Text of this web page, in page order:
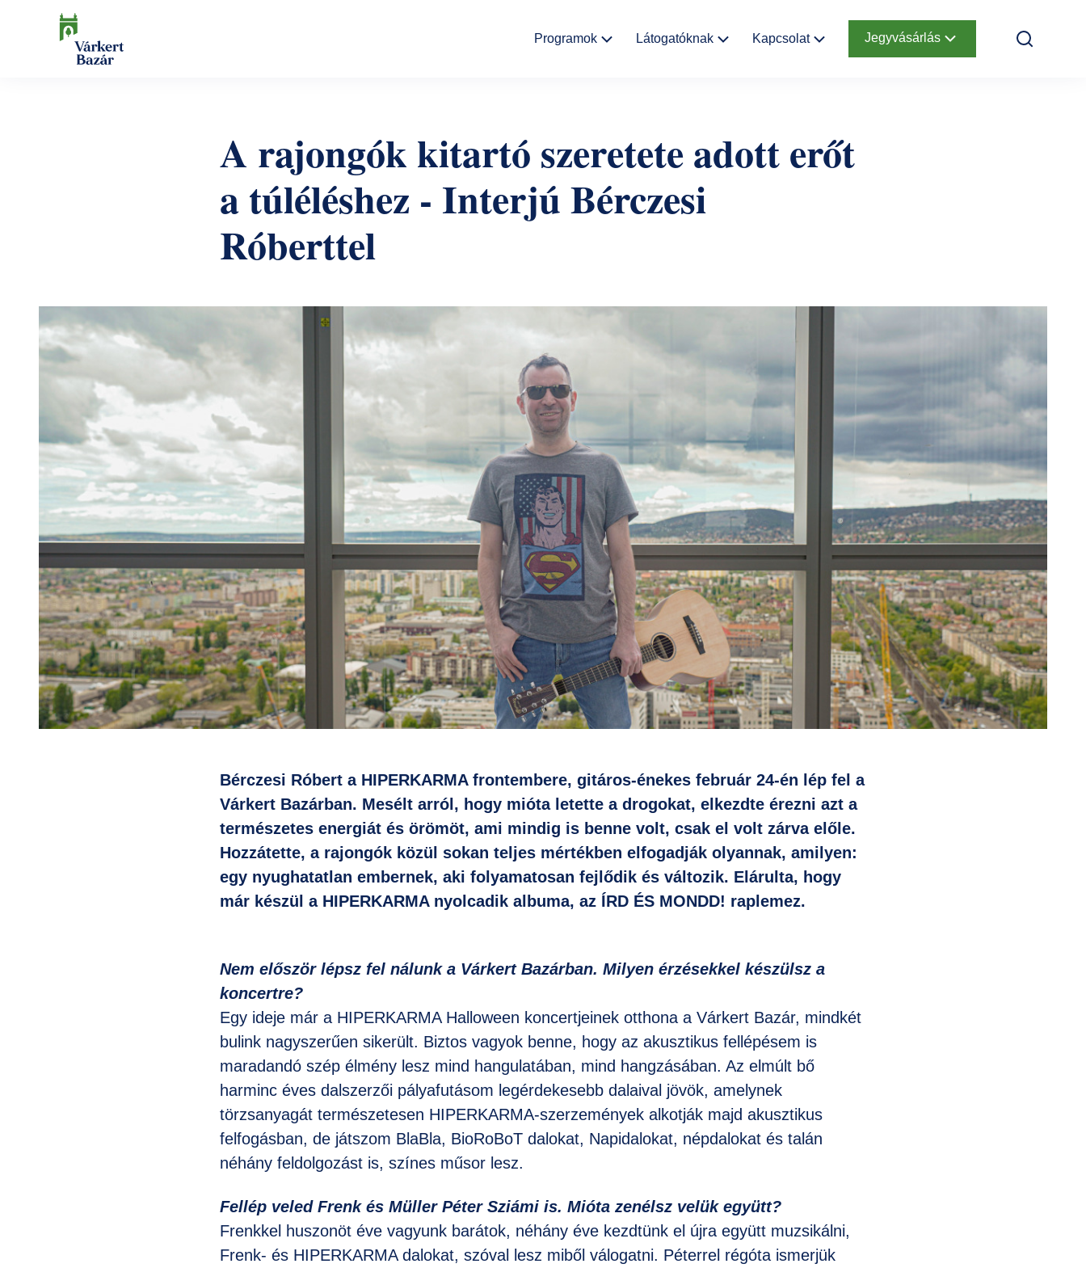
Fő
Programok
Kiállítások
Múzeumpedagógia
Látogatóknak
Rólunk
Helyszínek
Kapcsolat
Megközelítés
Jegyvásárlás
A rajongók kitartó szeretete adott erőt
a túléléshez - Interjú Bérczesi
Róberttel
Bérczesi Róbert a HIPERKARMA frontembere, gitáros-énekes február 24-én lép fel a
Várkert Bazárban. Mesélt arról, hogy mióta letette a drogokat, elkezdte érezni azt a
természetes energiát és örömöt, ami mindig is benne volt, csak el volt zárva előle.
Hozzátette, a rajongók közül sokan teljes mértékben elfogadják olyannak, amilyen:
egy nyughatatlan embernek, aki folyamatosan fejlődik és változik. Elárulta, hogy
már készül a HIPERKARMA nyolcadik albuma, az ÍRD ÉS MONDD! raplemez.
Nem először lépsz fel nálunk a Várkert Bazárban. Milyen érzésekkel készülsz a
koncertre?
Egy ideje már a HIPERKARMA Halloween koncertjeinek otthona a Várkert Bazár, mindkét
bulink nagyszerűen sikerült. Biztos vagyok benne, hogy az akusztikus fellépésem is
maradandó szép élmény lesz mind hangulatában, mind hangzásában. Az elmúlt bő
harminc éves dalszerzői pályafutásom legérdekesebb dalaival jövök, amelynek
törzsanyagát természetesen HIPERKARMA-szerzemények alkotják majd akusztikus
felfogásban, de játszom BlaBla, BioRoBoT dalokat, Napidalokat, népdalokat és talán
néhány feldolgozást is, színes műsor lesz.
Fellép veled Frenk és Müller Péter Sziámi is. Mióta zenélsz velük együtt?
Frenkkel huszonöt éve vagyunk barátok, néhány éve kezdtünk el újra együtt muzsikálni,
Frenk- és HIPERKARMA dalokat, szóval lesz miből válogatni. Péterrel régóta ismerjük